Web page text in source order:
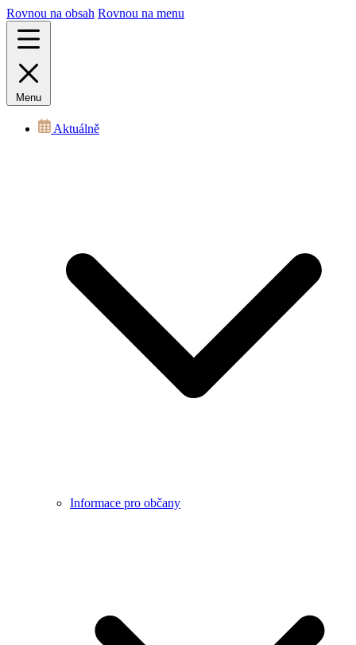
Rovnou na obsah Rovnou na menu
Menu
Aktuálně
Informace pro občany